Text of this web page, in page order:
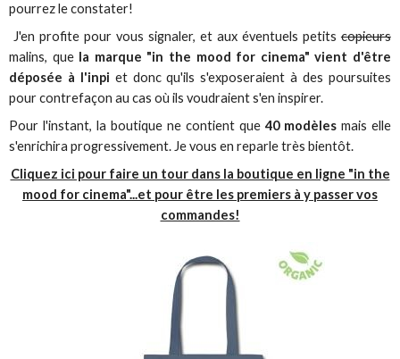
pourrez le constater!
J'en profite pour vous signaler, et aux éventuels petitscopieurs
malins, que la marque "in the mood for cinema" vient d'être
déposée à l'inpi et donc qu'ils s'exposeraient à des poursuites
pour contrefaçon au cas où ils voudraient s'en inspirer.
Pour l'instant, la boutique ne contient que 40 modèlesmais elle
s'enrichira progressivement. Je vous en reparle très bientôt.
Cliquez ici pour faire un tour dans la boutique en ligne "in the
mood for cinema"...et pour être les premiers à y passer vos
commandes!